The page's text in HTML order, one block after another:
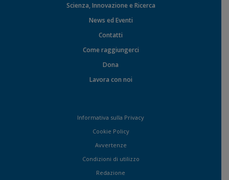
Scienza, Innovazione e Ricerca
News ed Eventi
Contatti
Come raggiungerci
Dona
Lavora con noi
Informativa sulla Privacy
Cookie Policy
Avvertenze
Condizioni di utilizzo
Redazione